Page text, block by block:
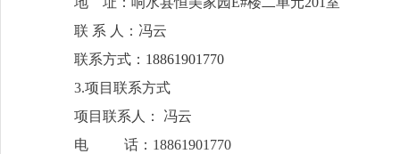
联 系 人：冯云
联系方式： 18861901770
3.项目联系方式
项目联系人： 冯云
电 话：18861901770